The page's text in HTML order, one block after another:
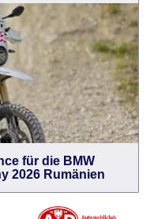
für die BMW
2026 Rumänien